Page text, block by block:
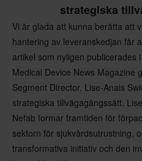
strategiska
Vi är glada att kunna berätta att
hantering av leveranskedjan får
artikel som nyligen publicerades
Medical Device News Magazine
Segment Director, Lise-Anais
strategiska tillvägagångssätt.
Nefab formar framtiden för
sektorn för sjukvårdsutrustning,
transformativa initiativ och den